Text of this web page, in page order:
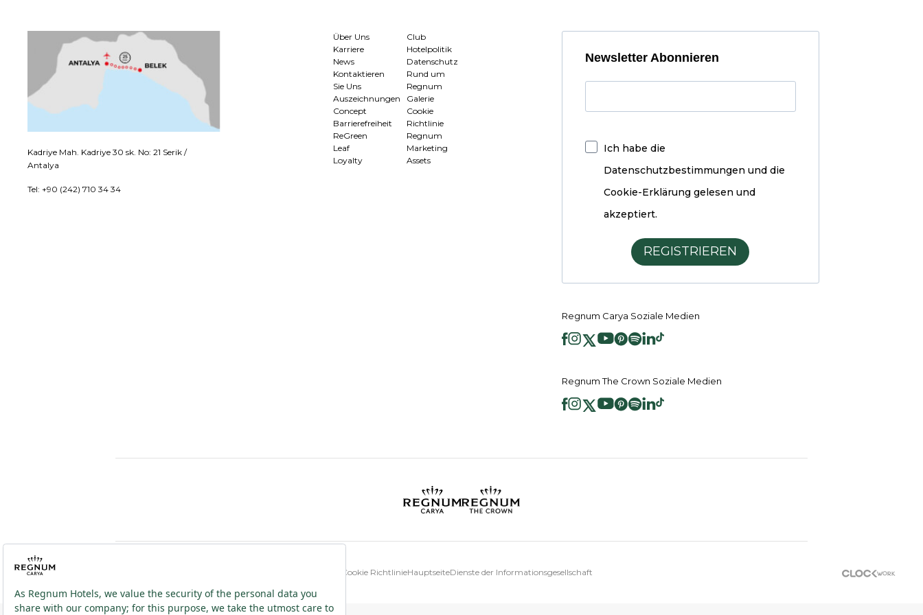
Kadriye Mah. Kadriye 30 sk. No: 21 Serik /
Antalya
Tel: +90 (242) 710 34 34
Über Uns
Karriere
News
Kontaktieren
Sie Uns
Auszeichnungen
Concept
Barrierefreiheit
ReGreen
Leaf
Loyalty
Club
Hotelpolitik
Datenschutz
Rund um
Regnum
Galerie
Cookie
Richtlinie
Regnum
Marketing
Assets
Newsletter Abonnieren
Ich habe die
Datenschutzbestimmungen und die
Cookie-Erklärung gelesen und
akzeptiert.
REGISTRIEREN
Regnum Carya Soziale Medien
Regnum The Crown Soziale Medien
2026 ® Regnum Hotels. Alle Rechte vorbehalten. Cookie RichtlinieHauptseiteDienste der Informationsgesellschaft